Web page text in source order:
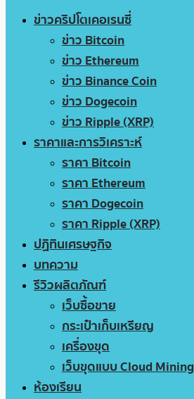
ข่าวคริปโตเคอเรนซี่
ข่าว Bitcoin
ข่าว Ethereum
ข่าว Binance Coin
ข่าว Dogecoin
ข่าว Ripple (XRP)
ราคาและการวิเคราะห์
ราคา Bitcoin
ราคา Ethereum
ราคา Dogecoin
ราคา Ripple (XRP)
ปฏิทินเศรษฐกิจ
บทความ
รีวิวผลิตภัณฑ์
เว็บซื้อขาย
กระเป๋าเก็บเหรียญ
เครื่องขุด
เว็บขุดแบบ Cloud Mining
ห้องเรียน